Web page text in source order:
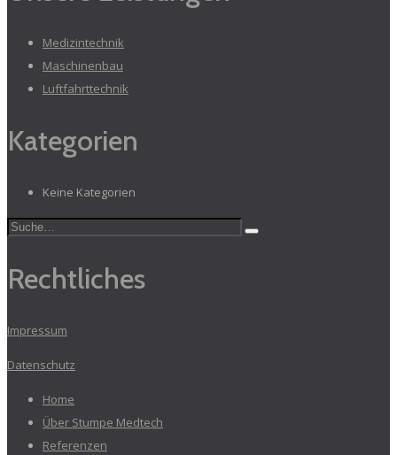
Medizintechnik
Maschinenbau
Luftfahrttechnik
Kategorien
Keine Kategorien
Rechtliches
Impressum
Datenschutz
Home
Über Stumpe Medtech
Referenzen